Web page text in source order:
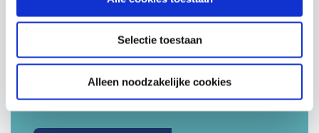
Selectie toestaan
Alleen noodzakelijke cookies
Vragen over onze cursussen?
Laat je gegevens achter en we nemen
contact op om te bespreken wat past bij
jouw organisatie.